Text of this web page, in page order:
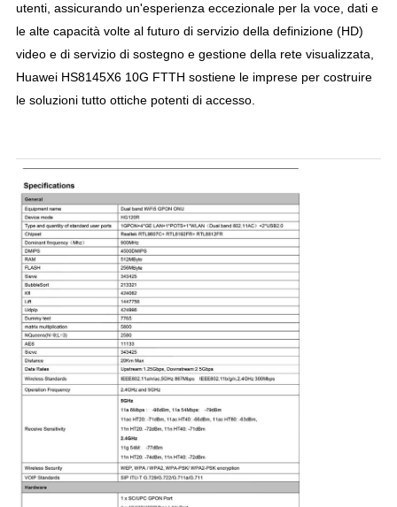
utenti, assicurando un'esperienza eccezionale per la voce, dati e
le alte capacità volte al futuro di servizio della definizione (HD)
video e di servizio di sostegno e gestione della rete visualizzata,
Huawei HS8145X6 10G FTTH sostiene le imprese per costruire
le soluzioni tutto ottiche potenti di accesso.